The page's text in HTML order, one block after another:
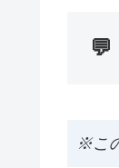
※こ